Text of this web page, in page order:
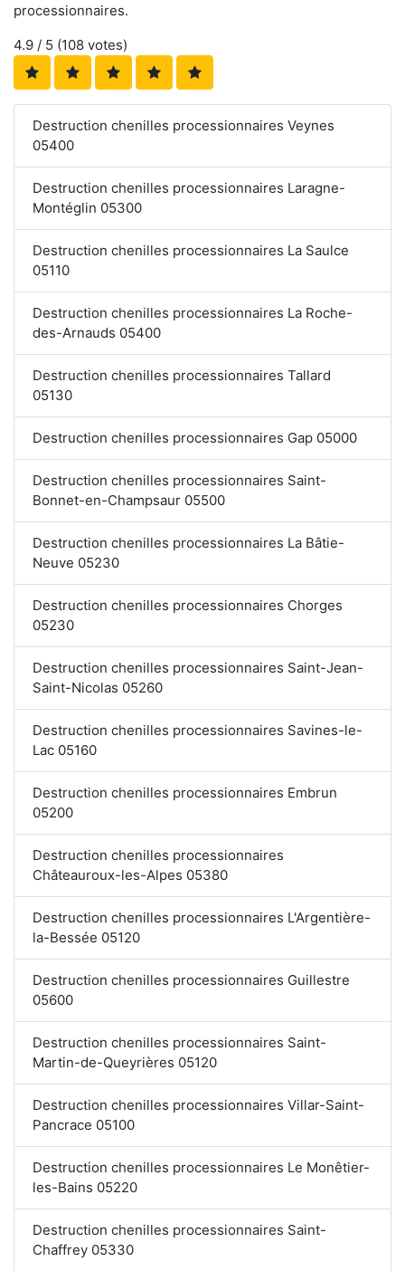
processionnaires.
4.9 / 5 (108 votes)
Destruction chenilles processionnaires Veynes
05400
Destruction chenilles processionnaires Laragne-
Montéglin 05300
Destruction chenilles processionnaires La Saulce
05110
Destruction chenilles processionnaires La Roche-
des-Arnauds 05400
Destruction chenilles processionnaires Tallard
05130
Destruction chenilles processionnaires Gap 05000
Destruction chenilles processionnaires Saint-
Bonnet-en-Champsaur 05500
Destruction chenilles processionnaires La Bâtie-
Neuve 05230
Destruction chenilles processionnaires Chorges
05230
Destruction chenilles processionnaires Saint-Jean-
Saint-Nicolas 05260
Destruction chenilles processionnaires Savines-le-
Lac 05160
Destruction chenilles processionnaires Embrun
05200
Destruction chenilles processionnaires
Châteauroux-les-Alpes 05380
Destruction chenilles processionnaires L'Argentière-
la-Bessée 05120
Destruction chenilles processionnaires Guillestre
05600
Destruction chenilles processionnaires Saint-
Martin-de-Queyrières 05120
Destruction chenilles processionnaires Villar-Saint-
Pancrace 05100
Destruction chenilles processionnaires Le Monêtier-
les-Bains 05220
Destruction chenilles processionnaires Saint-
Chaffrey 05330